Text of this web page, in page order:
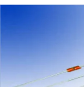
PRIVACY
POLICY